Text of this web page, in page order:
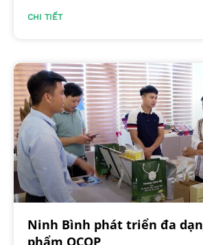
CHI TIẾT
Ninh Bình phát triển đa
phẩm OCOP